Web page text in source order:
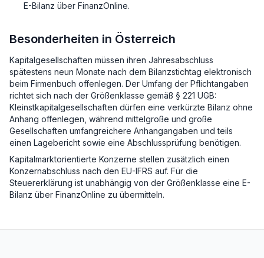
E-Bilanz über FinanzOnline.
Besonderheiten in Österreich
Kapitalgesellschaften müssen ihren Jahresabschluss
spätestens neun Monate nach dem Bilanzstichtag elektronisch
beim Firmenbuch offenlegen. Der Umfang der Pflichtangaben
richtet sich nach der Größenklasse gemäß § 221 UGB:
Kleinstkapitalgesellschaften dürfen eine verkürzte Bilanz ohne
Anhang offenlegen, während mittelgroße und große
Gesellschaften umfangreichere Anhangangaben und teils
einen Lagebericht sowie eine Abschlussprüfung benötigen.
Kapitalmarktorientierte Konzerne stellen zusätzlich einen
Konzernabschluss nach den EU-IFRS auf. Für die
Steuererklärung ist unabhängig von der Größenklasse eine E-
Bilanz über FinanzOnline zu übermitteln.